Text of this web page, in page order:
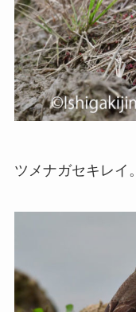
ツメナガセキレイ。